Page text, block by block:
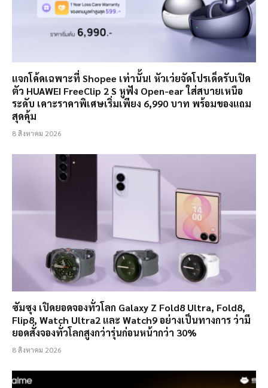
แจกโค้ดเฉพาะที่ Shopee เท่านั้น! หัวเว่ยจัดโปรเด็ดรับเปิด
ตัว HUAWEI FreeClip 2 S หูฟัง Open-ear ใส่สบายเหนือ
ระดับ เคาะราคาพิเศษเริ่มเพียง 6,990 บาท พร้อมของแถม
สุดคุ้ม
8 สิงหาคม 2026
ซัมซุง เปิดยอดจองทั่วโลก Galaxy Z Fold8 Ultra, Fold8,
Flip8, Watch Ultra2 และ Watch9 อย่างเป็นทางการ ว่ามี
ยอดสั่งจองทั่วโลกสูงกว่ารุ่นก่อนหน้ากว่า 30%
8 สิงหาคม 2026